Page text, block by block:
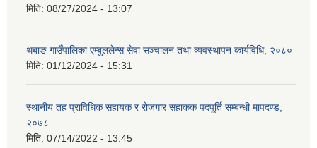
मिति: 08/27/2024 - 13:07
थबाङ गाउँपालिका एम्बुललेन्स सेवा सञ्चालन तथा व्यवस्थापन कार्यविधि, २०८०
मिति: 01/12/2024 - 15:31
स्थानीय तह प्राविधिक सहायक र रोजगार सहाकक पदपूर्ति सम्बन्धी मापदण्ड,
२०७८
मिति: 07/14/2022 - 13:45